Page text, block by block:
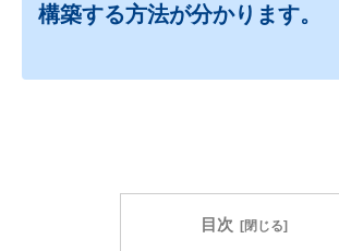
構築する方法が分かります。
目次